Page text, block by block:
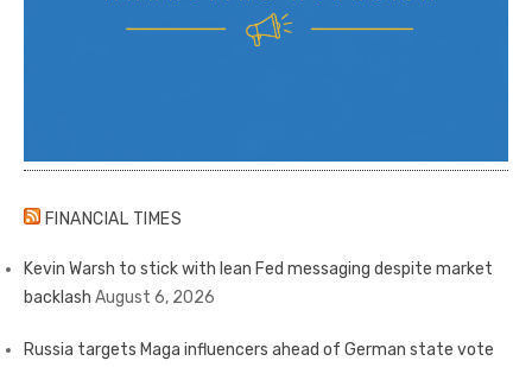
FINANCIAL TIMES
Kevin Warsh to stick with lean Fed messaging despite market
backlash August 6, 2026
Russia targets Maga influencers ahead of German state vote